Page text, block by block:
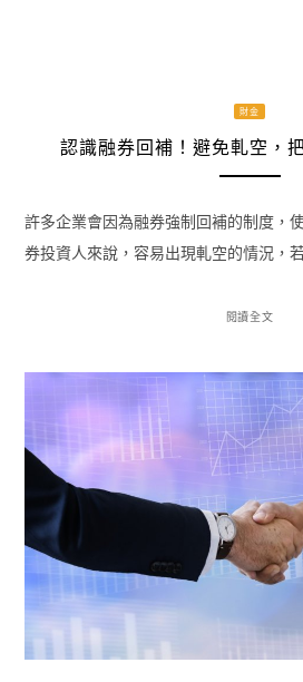
財金
認識融券回補！避免軋空，
許多企業會因為融券強制回補的制度，
券投資人來說，容易出現軋空的情況，
閱讀全文